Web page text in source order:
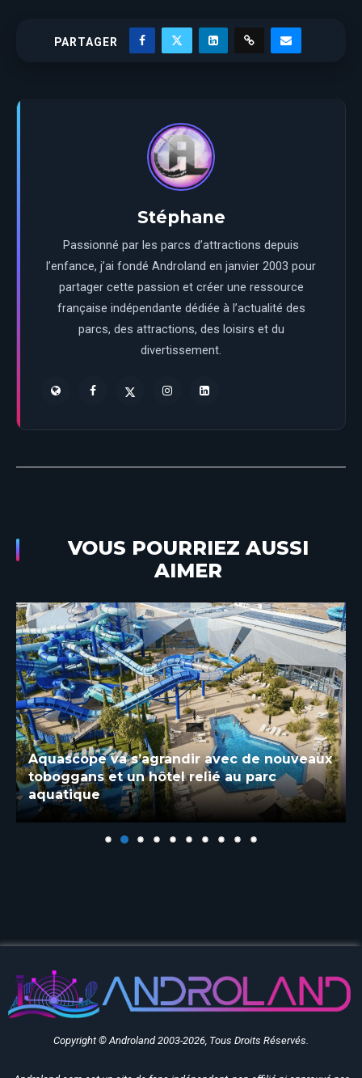
PARTAGER
Stéphane
Passionné par les parcs d’attractions depuis
l’enfance, j’ai fondé Androland en janvier 2003 pour
partager cette passion et créer une ressource
française indépendante dédiée à l’actualité des
parcs, des attractions, des loisirs et du
divertissement.
VOUS POURRIEZ AUSSI
AIMER
Aquascope va s’agrandir avec de nouveaux
toboggans et un hôtel relié au parc
aquatique
Copyright © Androland 2003-2026, Tous Droits Réservés.